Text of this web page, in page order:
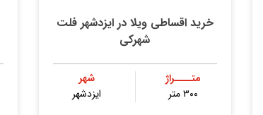
خرید اقساطی ویلا در ایزدشهر فلت
شهرکی
متــــراژ
۳۰۰ متر
شهر
ایزدشهر